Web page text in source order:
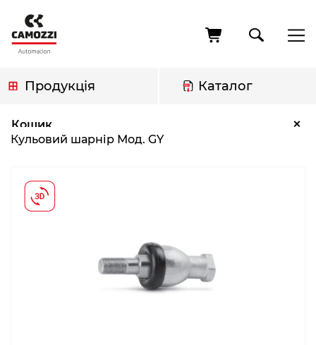
основного
вмісту
Продукція Каталог
Кошик ×
навіґації
Кульовий шарнір Мод. GY